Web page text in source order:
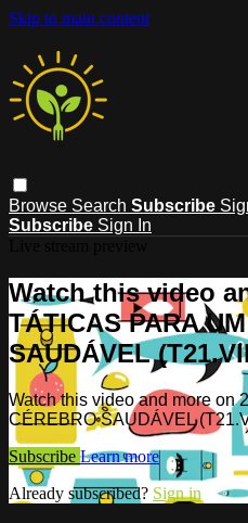
Skip to main content
Browse Search Subscribe
Subscribe Sign In
Watch this video
TÁTICAS PARA
SAUDÁVEL
Watch this video and more on
CÉREBRO SAUDÁVEL
Subscribe Learn more
Already subscribed? Sign in